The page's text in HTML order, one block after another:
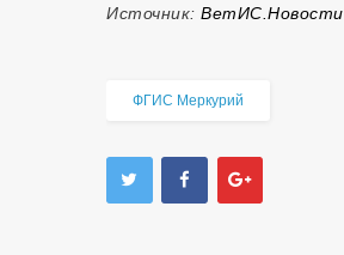
Источник: ВетИС.Новости
ФГИС Меркурий